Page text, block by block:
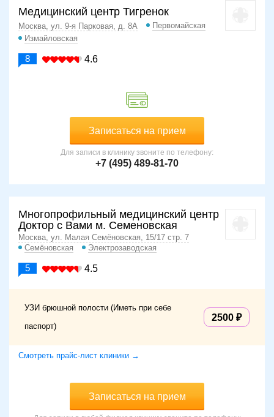
Медицинский центр Тигренок
Москва, ул. 9-я Парковая, д. 8А
Первомайская
Измайловская
8 4.6
Записаться на прием
Для записи в клинику звоните по телефону:
+7 (495) 489-81-70
Многопрофильный медицинский центр
Доктор с Вами м. Семеновская
Москва, ул. Малая Семёновская, 15/17 стр. 7
Семёновская
Электрозаводская
5 4.5
УЗИ брюшной полости (Иметь при себе
паспорт)
2500
Смотреть прайс-лист клиники →
Записаться на прием